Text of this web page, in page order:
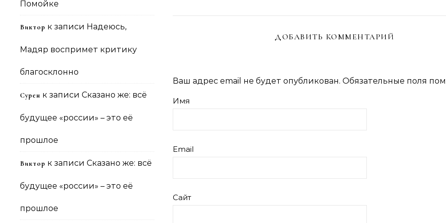
Помойке
Виктор к записи Надеюсь,
Мадяр воспримет критику
благосклонно
Сурен к записи Сказано же: всё
будущее «россии» – это её
прошлое
Виктор к записи Сказано же: всё
будущее «россии» – это её
прошлое
ДОБАВИТЬ КОММЕНТАРИЙ
Ваш адрес email не будет опубликован. Обязательные поля
Имя
Email
Сайт